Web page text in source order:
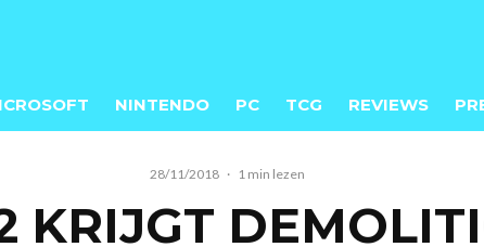
NINTENDO PC TCG REVIEWS
28/11/2018 · 1 min lezen
KRIJGT